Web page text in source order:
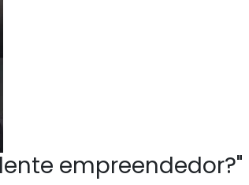
empreendedor?"